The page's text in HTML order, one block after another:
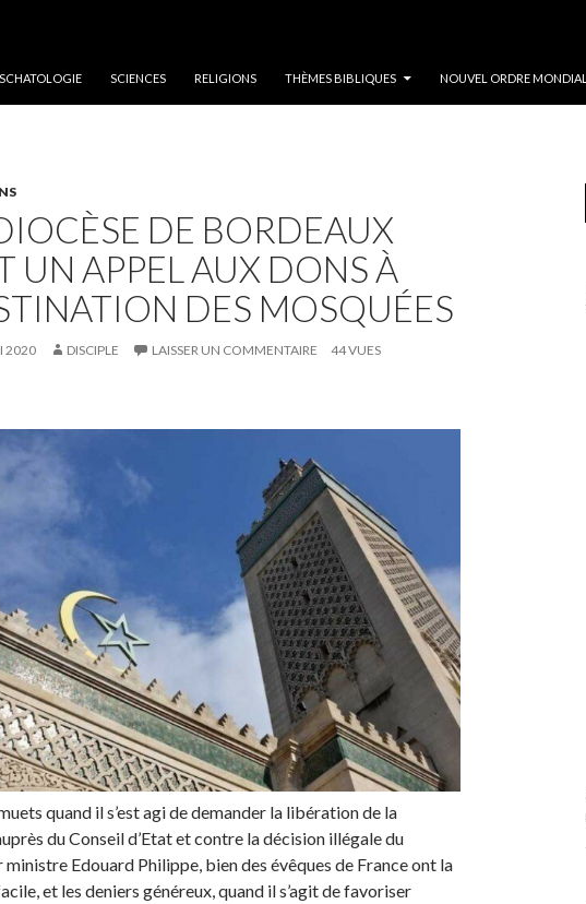
SCIENCES RELIGIONS THÈMES BIBLIQUES NOUVEL ORDRE MONDIAL
DE BORDEAUX
UN APPEL AUX DONS À
DES MOSQUÉES
2020 DISCIPLE LAISSER UN COMMENTAIRE 44 VUES
quand il s’est agi de demander la libération de la
du Conseil d’Etat et contre la décision illégale du
ministre Edouard Philippe, bien des évêques de France ont la
et les deniers généreux, quand il s’agit de favoriser